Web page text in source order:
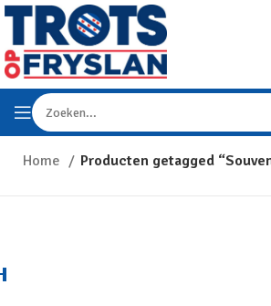
Home Producten getagged